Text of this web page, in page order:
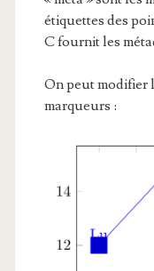
étiquettes des
C fournit les
On peut modifier
marqueurs :